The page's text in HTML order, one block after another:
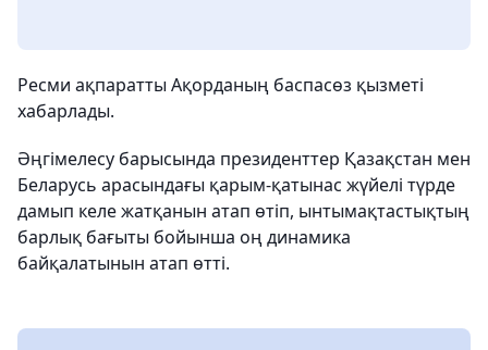
Ресми ақпаратты Ақорданың баспасөз қызметі
хабарлады.
Әңгімелесу барысында президенттер Қазақстан мен
Беларусь арасындағы қарым-қатынас жүйелі түрде
дамып келе жатқанын атап өтіп, ынтымақтастықтың
барлық бағыты бойынша оң динамика
байқалатынын атап өтті.